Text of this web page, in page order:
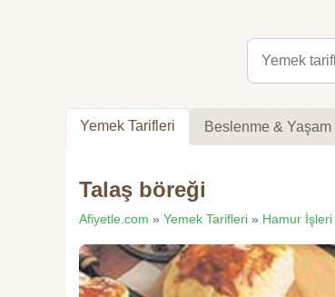
Yemek Tarifleri Beslenme & Yaşam
Talaş böreği
Afiyetle.com » Yemek Tarifleri » Hamur İşleri